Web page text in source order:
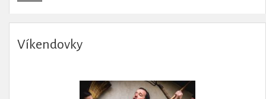
Víkendovky